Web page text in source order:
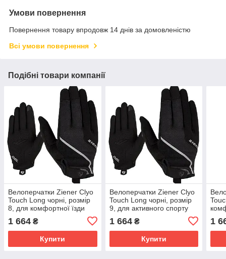
Умови повернення
Повернення товару впродовж 14 днів за домовленістю
Всі умови повернення
Подібні товари компанії
Велоперчатки Ziener Clyo
Touch Long чорні, розмір
8, для комфортної їзди
1 664 ₴
Купити
Велоперчатки Ziener Clyo
Touch Long чорні, розмір
9, для активного спорту
1 664₴
Купити
1